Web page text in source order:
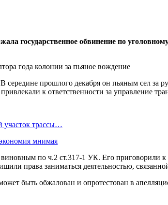
государственное обвинение по
прошлого декабря он пьяным сел за
к ответственности за управление
трассы…
мнимая
по ч.2 ст.317-1 УК. Его приговорили
права заниматься деятельностью,
быть обжалован и опротестован в